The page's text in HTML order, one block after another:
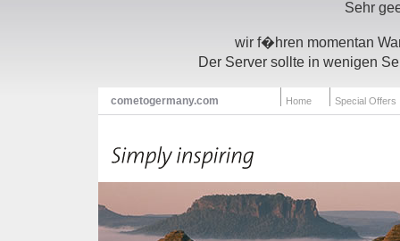
Sehr
wir f�hren momentan
Der Server sollte in wenigen
cometogermany.com Home Special Offers